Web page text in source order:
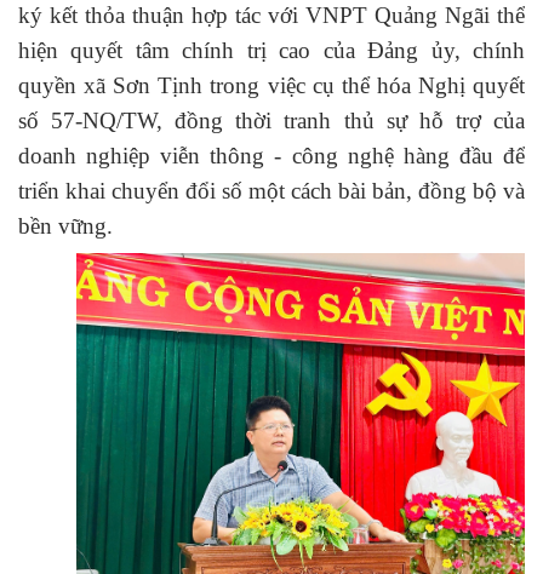
ký kết thỏa thuận hợp tác với VNPT Quảng Ngãi thể
hiện quyết tâm chính trị cao của Đảng ủy, chính
quyền xã Sơn Tịnh trong việc cụ thể hóa Nghị quyết
số 57-NQ/TW, đồng thời tranh thủ sự hỗ trợ của
doanh nghiệp viễn thông- công nghệ hàng đầu để
triển khai chuyển đổi số một cách bài bản, đồng bộ và
bền vững.